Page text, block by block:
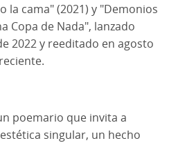
la cama" (2021) y "Demonios
Copa de Nada", lanzado
2022 y reeditado en agosto
poemario que invita a
singular, un hecho